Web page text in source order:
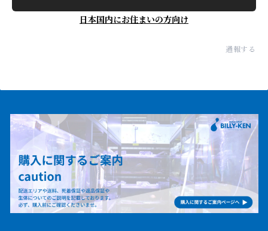
日本国内にお住まいの方向け
通報する